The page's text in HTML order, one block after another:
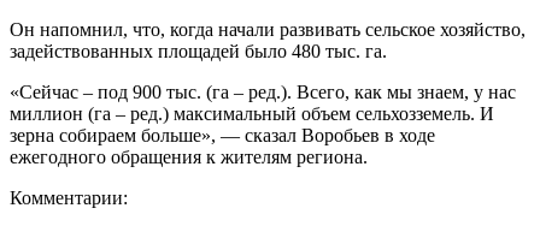
Он напомнил, что, когда начали развивать сельское хозяйство,
задействованных площадей было 480 тыс. га.
«Сейчас – под 900 тыс. (га – ред.). Всего, как мы знаем, у нас
миллион (га – ред.) максимальный объем сельхозземель. И
зерна собираем больше», — сказал Воробьев в ходе
ежегодного обращения к жителям региона.
Комментарии: